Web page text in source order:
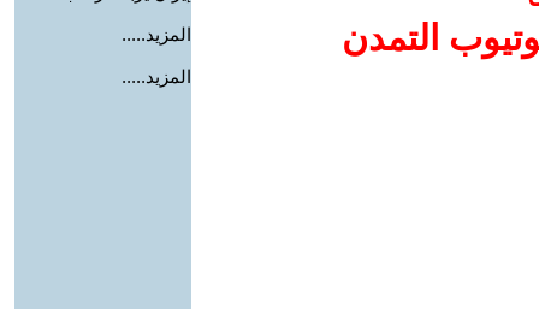
التمدن
المزيد.....
المزيد.....